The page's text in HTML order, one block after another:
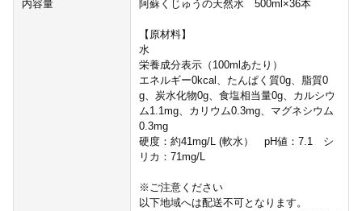
内容量 阿蘇くじゅうの天然水 500ml×36本
【原材料】
水
栄養成分表示（100mlあたり）
エネルギー0kcal、たんぱく質0g、脂質0
g、炭水化物0g、食塩相当量0g、カルシウ
ム1.1mg、カリウム0.3mg、マグネシウム
0.3mg
硬度：約41mg/L (軟水） pH値：7.1 シ
リカ：71mg/L
※ご注意ください
以下地域へは配送不可となります。